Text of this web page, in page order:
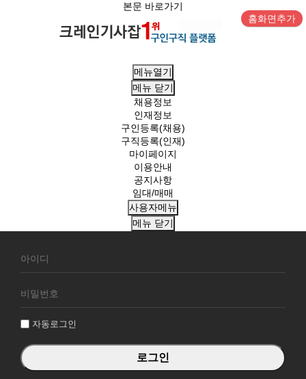
본문 바로가기
홈화면추가
메뉴열기
메뉴 닫기
채용정보
인재정보
구인등록(채용)
구직등록(인재)
마이페이지
이용안내
공지사항
임대/매매
사용자메뉴
메뉴 닫기
원
그
자동로그인